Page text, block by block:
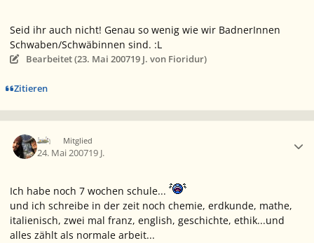
Seid ihr auch nicht! Genau so wenig wie wir BadnerInnen
Schwaben/Schwäbinnen sind. :L
Bearbeitet (23. Mai 200719 J. von Fioridur)
Zitieren
Ich Mitglied
24. Mai 200719 J.
Ich habe noch 7 wochen schule...
und ich schreibe in der zeit noch chemie, erdkunde, mathe,
italienisch, zwei mal franz, english, geschichte, ethik...und
alles zählt als normale arbeit...